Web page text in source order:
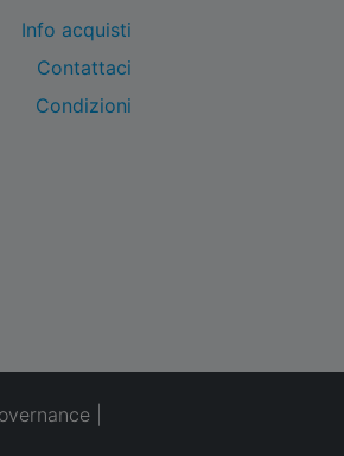
Info acquisti
Contattaci
Condizioni